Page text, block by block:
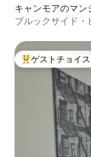
キャンモアのマン
ブルックサイド・
大好評のゲスト
ゲストチョイス